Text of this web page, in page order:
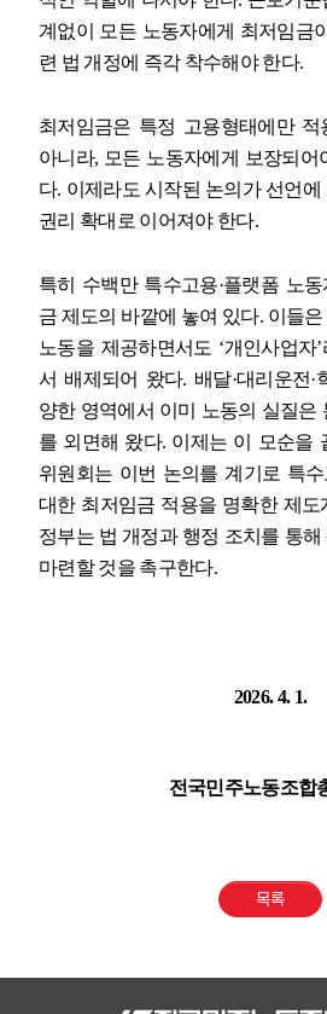
계없이 모든 노동자에게 최저임금
련 법 개정에 즉각 착수해야 한다.
최저임금은 특정 고용형태에만 적
아니라, 모든 노동자에게 보장되어
다. 이제라도 시작된 논의가 선언
권리 확대로 이어져야 한다.
특히 수백만 특수고용·플랫폼 노
금 제도의 바깥에 놓여 있다. 이들
노동을 제공하면서도 ‘개인사업자’
서 배제되어 왔다. 배달·대리운전·
양한 영역에서 이미 노동의 실질은
를 외면해 왔다. 이제는 이 모순을
위원회는 이번 논의를 계기로 특
대한 최저임금 적용을 명확한 제도
정부는 법 개정과 행정 조치를 통
마련할 것을 촉구한다.
2026. 4. 1.
전국민주노동조합
목록